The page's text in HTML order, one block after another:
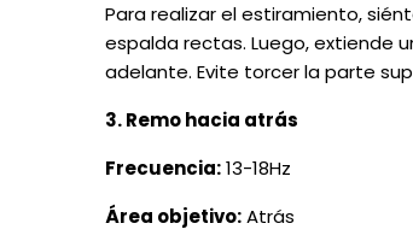
Para realizar el estiramiento,
espalda rectas. Luego, extiende
adelante. Evite torcer la parte
3. Remo hacia atrás
Frecuencia:13-18Hz
Área objetivo:Atrás